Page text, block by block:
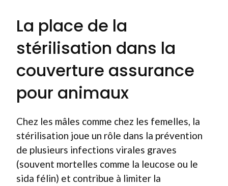
La place de la
stérilisation dans la
couverture assurance
pour animaux
Chez les mâles comme chez les femelles, la
stérilisation joue un rôle dans la prévention
de plusieurs infections virales graves
(souvent mortelles comme la leucose ou le
sida félin) et contribue à limiter la